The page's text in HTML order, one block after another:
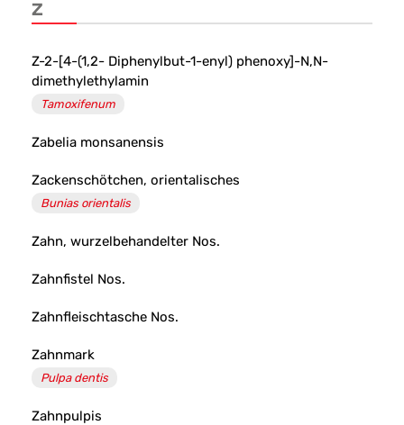
Santé
Salvator
Z
Z-2-[4-(1,2- Diphenylbut-1-enyl) phenoxy]-N,N-
dimethylethylamin
Tamoxifenum
Zabelia monsanensis
Zackenschötchen, orientalisches
Bunias orientalis
Zahn, wurzelbehandelter Nos.
Zahnfistel Nos.
Zahnfleischtasche Nos.
Zahnmark
Pulpa dentis
Zahnpulpis